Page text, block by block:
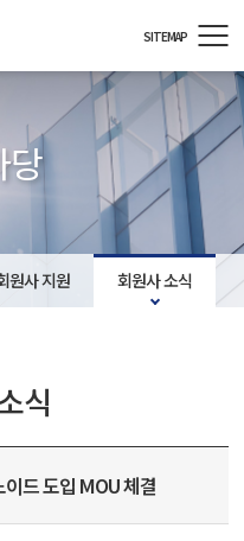
SITEMAP
당
원사 지원 회원사 소식
식
드 도입 MOU 체결